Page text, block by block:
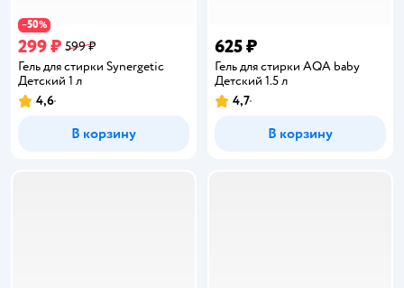
−50%
299 ₽ 599 ₽
Гель для стирки Synergetic
Детский 1 л
Рейтинг:
4,6
В корзину
625 ₽
Гель для стирки AQA baby
Детский 1.5 л
Рейтинг:
4,7
В корзину